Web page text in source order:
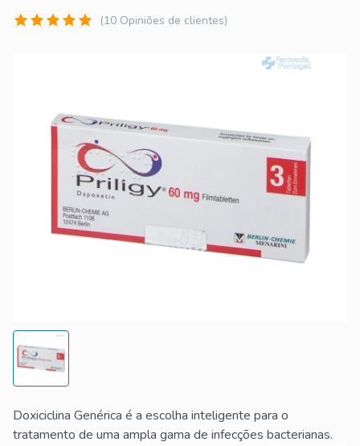
(10 Opiniões de clientes)
Doxiciclina Genérica é a escolha inteligente para o
tratamento de uma ampla gama de infecções bacterianas.